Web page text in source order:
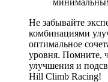
Не забывайте
комбинациями
оптимальное
уровня. Помните,
улучшения и
Hill Climb Racing!